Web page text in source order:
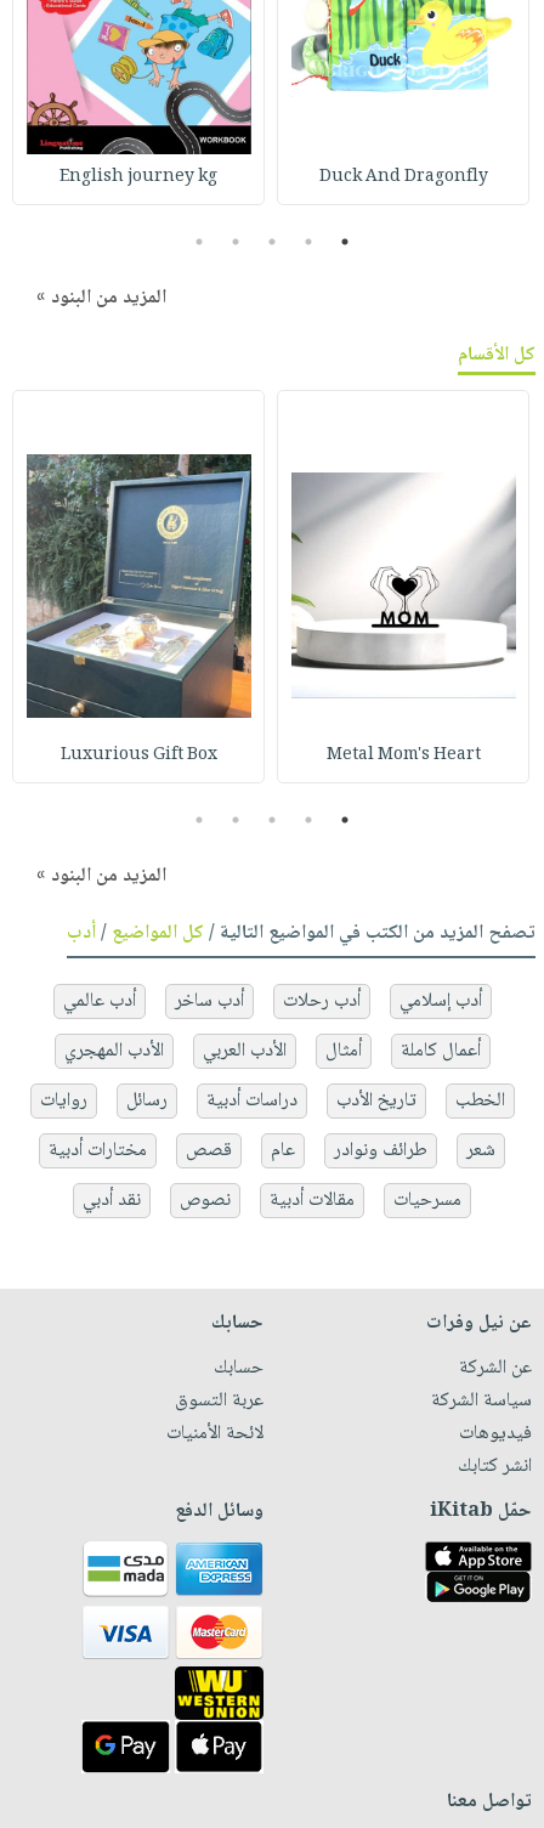
Duck And Dragonfly
English journey kg
1
2
3
4
5
المزيد من البنود »
كل الأقسام
Metal Mom's Heart
Luxurious Gift Box
1
2
3
4
5
المزيد من البنود »
تصفح المزيد من الكتب في المواضيع التالية /كل المواضيع/أدب
أدب إسلامي أدب رحلات أدب ساخر
أدب عالمي
أعمال كاملة
أمثال الأدب العربي
الأدب المهجري
الخطب
تاريخ الأدب دراسات أدبية رسائل
روايات
شعر
طرائف ونوادر عام قصص
مختارات أدبية
مسرحيات
مقالات أدبية نصوص نقد أدبي
عن نيل وفرات
عن الشركة
سياسة الشركة
فيديوهات
انشر كتابك
حسابك
حسابك
عربة التسوق
لائحة الأمنيات
حمّل iKitab وسائل الدفع
تواصل معنا